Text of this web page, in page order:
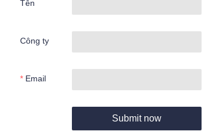
Tên
Công ty
Email
Submit now